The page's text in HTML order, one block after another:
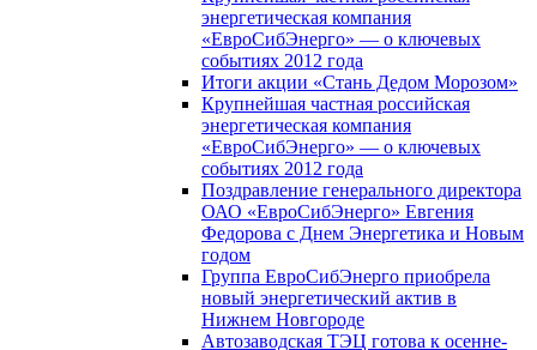
энергетическая компания
«ЕвроСибЭнерго» — о ключевых
событиях 2012 года
Итоги акции «Стань Дедом Морозом»
Крупнейшая частная российская
энергетическая компания
«ЕвроСибЭнерго» — о ключевых
событиях 2012 года
Поздравление генерального директора
ОАО «ЕвроСибЭнерго» Евгения
Федорова с Днем Энергетика и Новым
годом
Группа ЕвроСибЭнерго приобрела
новый энергетический актив в
Нижнем Новгороде
Автозаводская ТЭЦ готова к осенне-